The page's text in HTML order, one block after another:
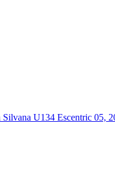
U134 Escentric 05,